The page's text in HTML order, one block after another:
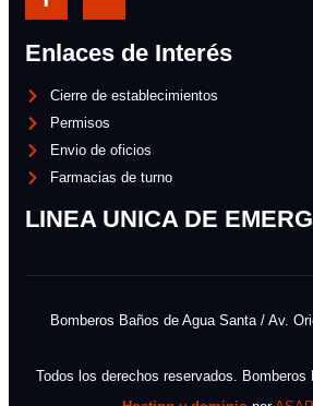
Enlaces de Interés
Cierre de establecimientos
Permisos
Envio de oficios
Farmacias de turno
LINEA UNICA DE
Bomberos Baños de Agua Santa / Av.
Todos los derechos reservados. Bomberos